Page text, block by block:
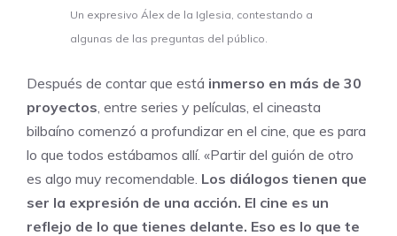
Un expresivo Álex de la Iglesia, contestando a
algunas de las preguntas del público.
Después de contar que está inmerso en más de 30
proyectos , entre series y películas, el cineasta
bilbaíno comenzó a profundizar en el cine, que es para
lo que todos estábamos allí. «Partir del guión de otro
es algo muy recomendable. Los diálogos tienen que
ser la expresión de una acción. El cine es un
reflejo de lo que tienes delante. Eso es lo que te